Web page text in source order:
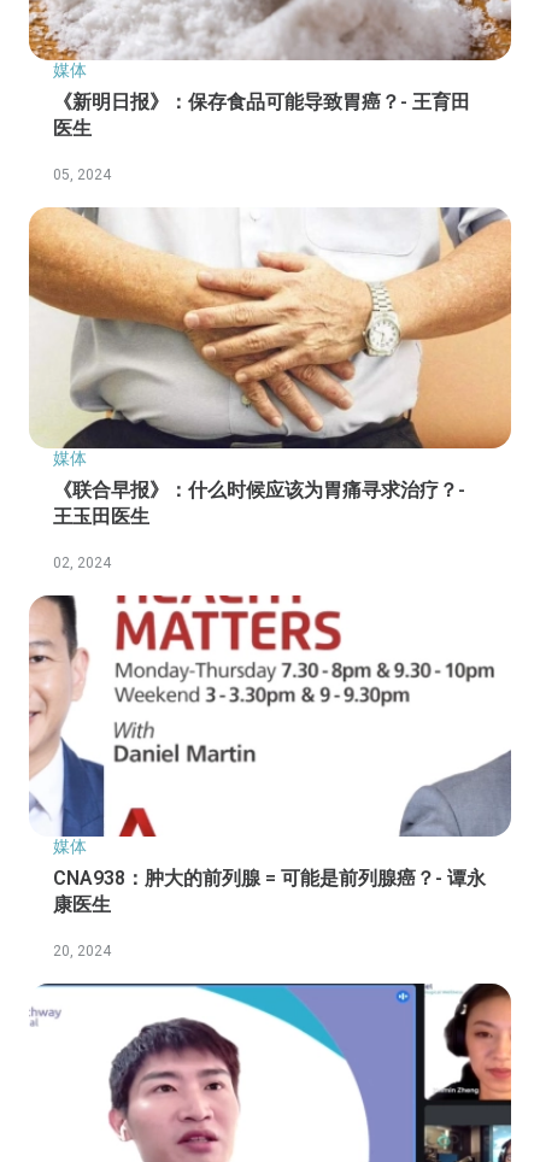
媒体
《新明日报》：保存食品可能导致胃癌？- 王育田
医生
05, 2024
媒体
《联合早报》：什么时候应该为胃痛寻求治疗？-
王玉田医生
02, 2024
媒体
CNA938：肿大的前列腺 = 可能是前列腺癌？- 谭永
康医生
20, 2024